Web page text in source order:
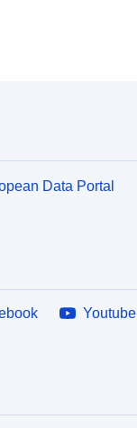
Data Portal
Youtube